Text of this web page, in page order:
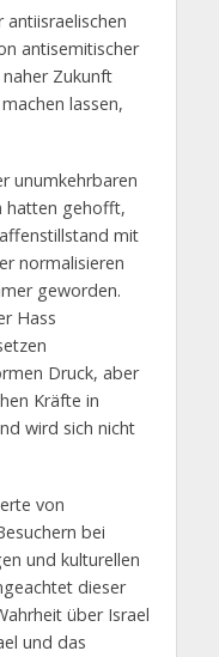
antiisraelischen
antisemitischer
Zukunft
lassen,
unumkehrbaren
hatten gehofft,
mit
normalisieren
geworden.
Hass
Druck, aber
Kräfte in
wird sich nicht
von
bei
und kulturellen
dieser
über Israel
und das